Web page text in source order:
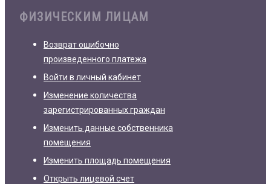
ФИЗИЧЕСКИМ ЛИЦАМ
Возврат ошибочно
произведенного платежа
Войти в личный кабинет
Изменение количества
зарегистрированных граждан
Изменить данные собственника
помещения
Изменить площадь помещения
Открыть лицевой счет